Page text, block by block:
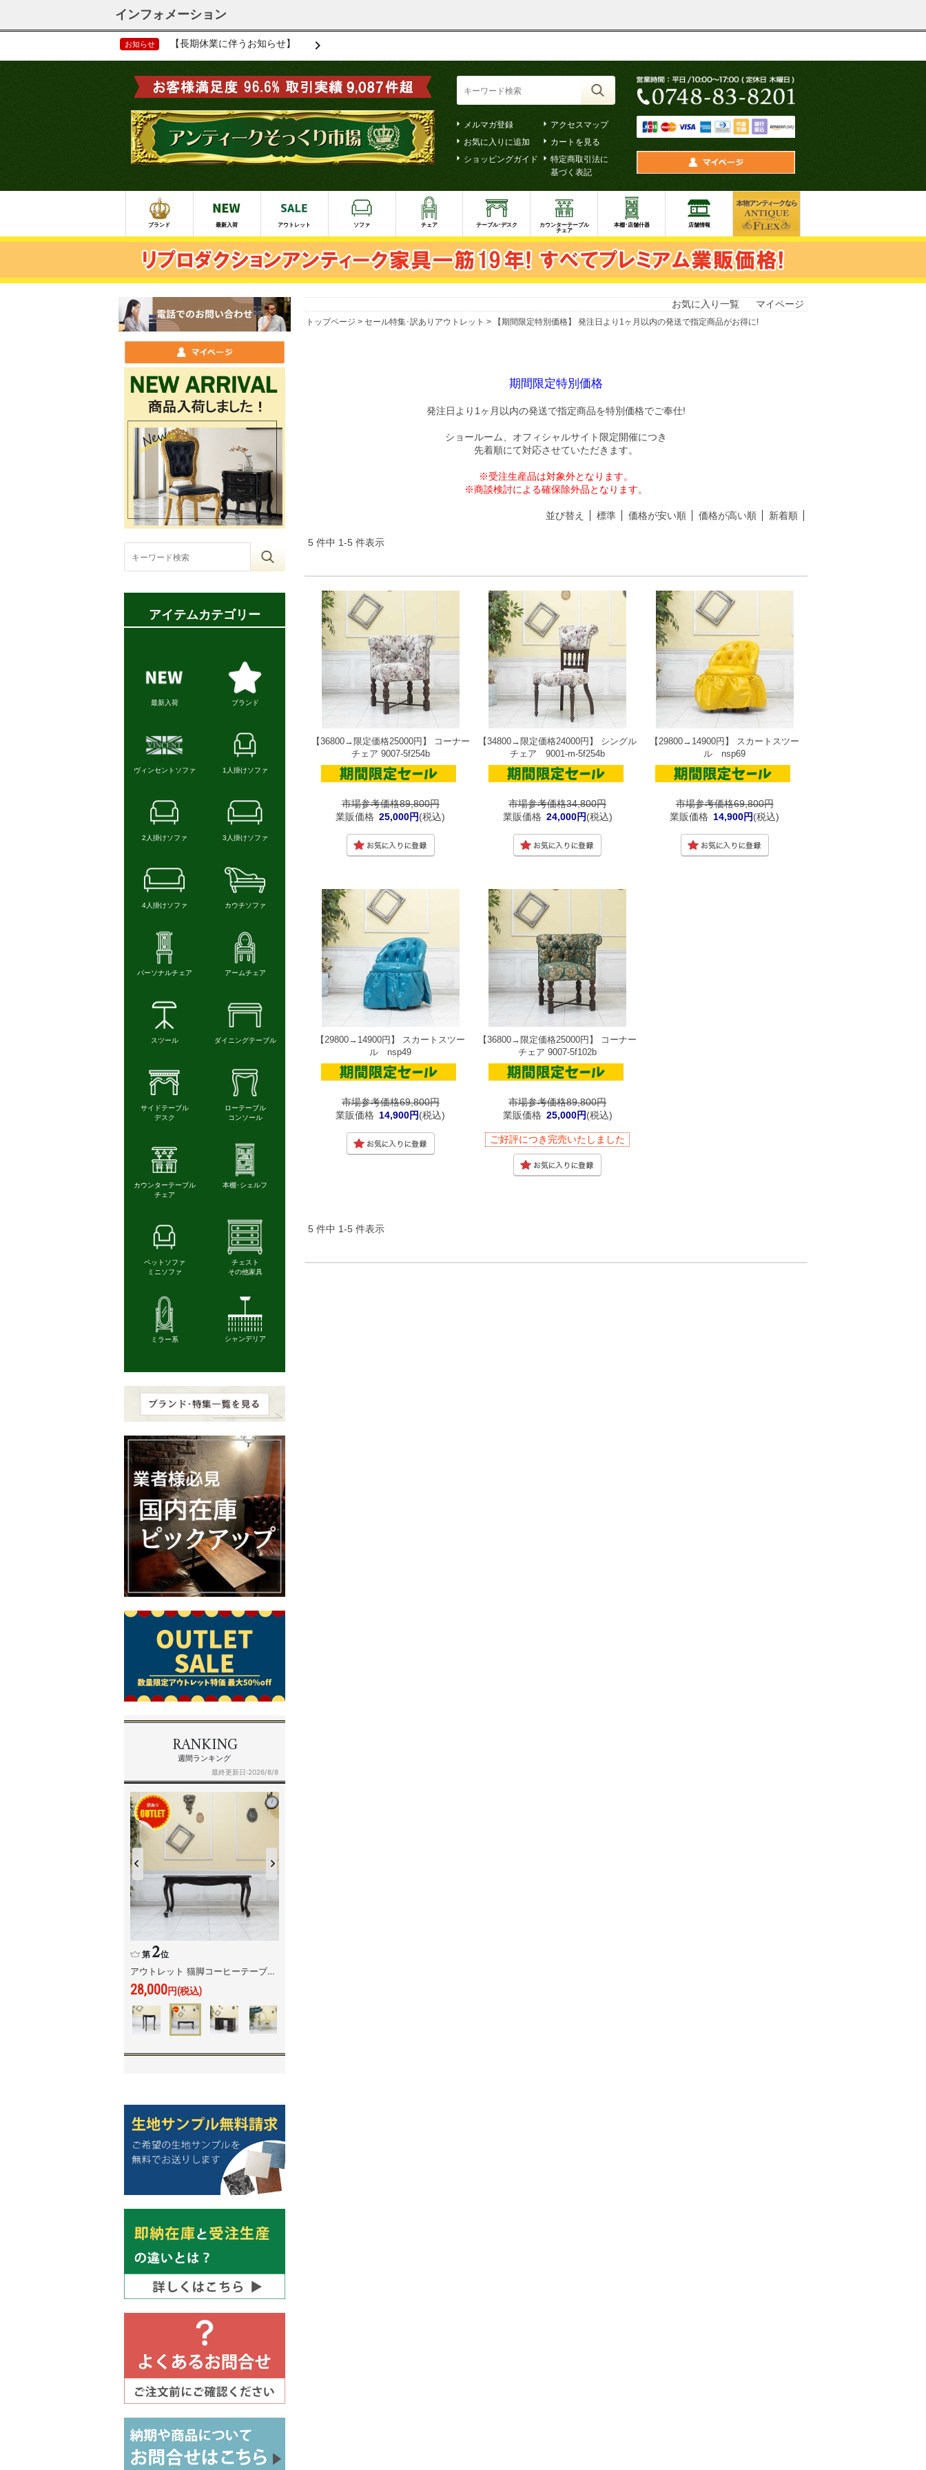
お気に入り一覧 マイページ
トップページ > セール特集･訳ありアウトレット > 【期間限定特別価格】 発注日より1ヶ月以内の発送で指定商品がお得に!
期間限定特別価格
発注日より1ヶ月以内の発送で指定商品を特別価格でご奉仕!
ショールーム、オフィシャルサイト限定開催につき
先着順にて対応させていただきます。
※受注生産品は対象外となります。
※商談検討による確保除外品となります。
並び替え 標準 価格が安い順 価格が高い順 新着順
5 件中 1-5 件表示
【36800→限定価格25000円】 コーナー
チェア 9007-5f254b
市場参考価格89,800円
業販価格 25,000円(税込)
【34800→限定価格24000円】 シングル
チェア 9001-m-5f254b
市場参考価格34,800円
業販価格 24,000円(税込)
【29800→14900円】 スカートスツー
ル nsp69
市場参考価格69,800円
業販価格 14,900円(税込)
【29800→14900円】 スカートスツー
ル nsp49
市場参考価格69,800円
業販価格 14,900円(税込)
【36800→限定価格25000円】 コーナー
チェア 9007-5f102b
市場参考価格89,800円
業販価格 25,000円(税込)
ご好評につき完売いたしました
5 件中 1-5 件表示